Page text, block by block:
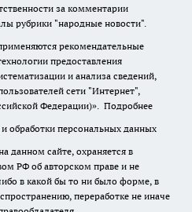
за комментарии
рубрики "народные новости".
рекомендательные
предоставления
и анализа сведений,
сети "Интернет",
Федерации)». Подробнее
обработки персональных данных
данном сайте, охраняется в
РФ об авторском праве и не
в какой бы то ни было форме, в
переработке не иначе